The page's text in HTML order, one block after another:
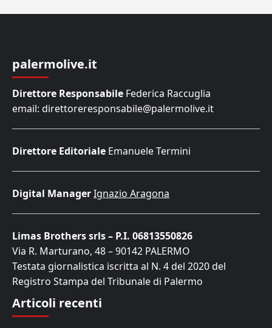
palermolive.it
Direttore Responsabile Federica Raccuglia
email: direttoreresponsabile@palermolive.it
Direttore Editoriale Emanuele Termini
Digital ManagerIgnazio Aragona
Limas Brothers srls – P.I. 06813550826
Via R. Marturano, 48 – 90142 PALERMO
Testata giornalistica iscritta al N. 4 del 2020 del
Registro Stampa del Tribunale di Palermo
Articoli recenti